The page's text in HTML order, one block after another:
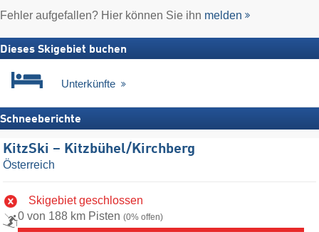
Fehler aufgefallen? Hier können Sie ihn melden
Dieses Skigebiet buchen
Unterkünfte
Schneeberichte
KitzSki – Kitzbühel/​Kirchberg
Österreich
Skigebiet geschlossen
0 von 188 km Pisten (0% offen)